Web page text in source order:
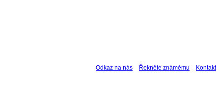
Odkaz na nás Řekněte známému Kontakt